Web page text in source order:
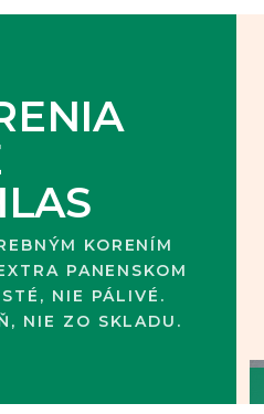
KORENÍM
PANENSKOM
NIE PÁLIVÉ.
NIE ZO SKLADU.